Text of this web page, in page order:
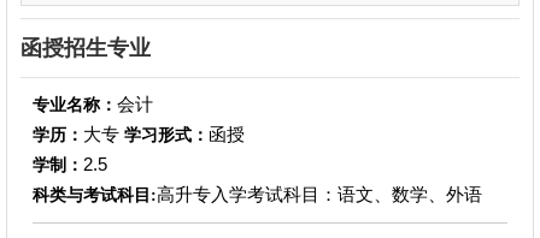
函授招生专业
专业名称： 会计
学历： 大专 学习形式： 函授
学制： 2.5
科类与考试科目:高升专入学考试科目：语文、数学、外语